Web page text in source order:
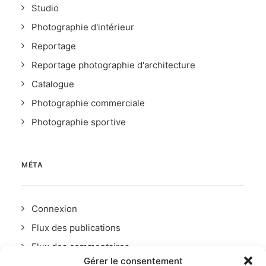
Gérer le consentement
Studio
Photographie d'intérieur
Reportage
Reportage photographie d'architecture
Catalogue
Photographie commerciale
Photographie sportive
MÉTA
Connexion
Flux des publications
Flux des commentaires